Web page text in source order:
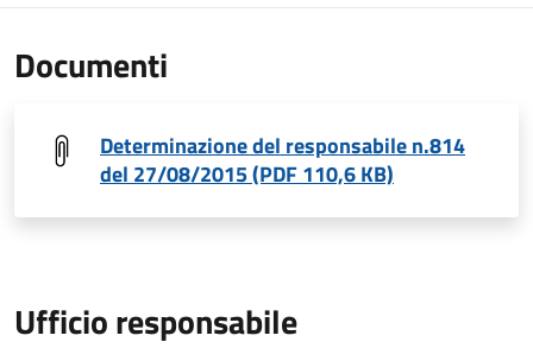
Documenti
Determinazione del responsabile n.814
del 27/08/2015 (PDF 110,6 KB)
Ufficio responsabile